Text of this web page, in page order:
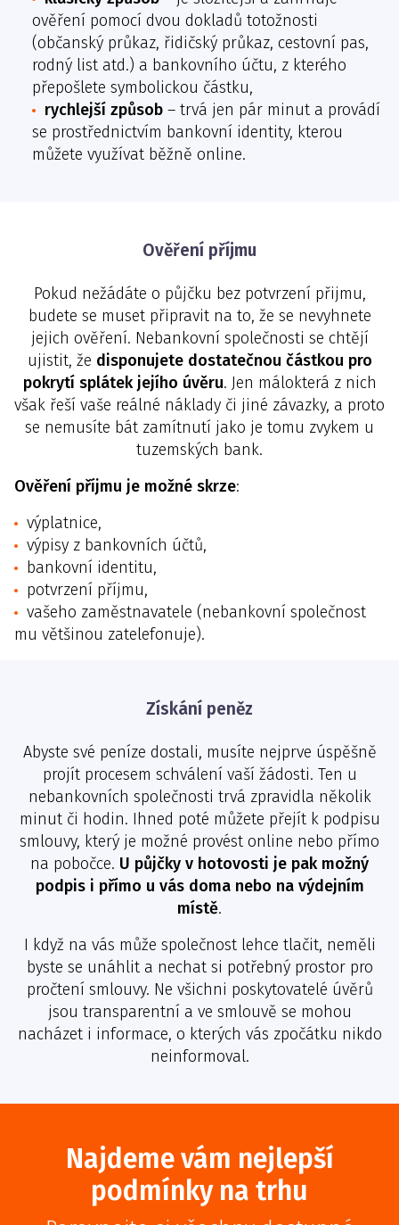
ověření pomocí dvou dokladů totožnosti
(občanský průkaz, řidičský průkaz, cestovní pas,
rodný list atd.) a bankovního účtu, z kterého
přepošlete symbolickou částku,
rychlejší způsob – trvá jen pár minut a provádí
se prostřednictvím bankovní identity, kterou
můžete využívat běžně online.
Ověření příjmu
Pokud nežádáte o půjčku bez potvrzení přijmu,
budete se muset připravit na to, že se nevyhnete
jejich ověření. Nebankovní společnosti se chtějí
ujistit, že disponujete dostatečnou částkou pro
pokrytí splátek jejího úvěru. Jen málokterá z nich
však řeší vaše reálné náklady či jiné závazky, a proto
se nemusíte bát zamítnutí jako je tomu zvykem u
tuzemských bank.
Ověření příjmu je možné skrze:
výplatnice,
výpisy z bankovních účtů,
bankovní identitu,
potvrzení příjmu,
vašeho zaměstnavatele (nebankovní společnost
mu většinou zatelefonuje).
Získání peněz
Abyste své peníze dostali, musíte nejprve úspěšně
projít procesem schválení vaší žádosti. Ten u
nebankovních společnosti trvá zpravidla několik
minut či hodin. Ihned poté můžete přejít k podpisu
smlouvy, který je možné provést online nebo přímo
na pobočce. U půjčky v hotovosti je pak možný
podpis i přímo u vás doma nebo na výdejním
místě.
I když na vás může společnost lehce tlačit, neměli
byste se unáhlit a nechat si potřebný prostor pro
pročtení smlouvy. Ne všichni poskytovatelé úvěrů
jsou transparentní a ve smlouvě se mohou
nacházet i informace, o kterých vás zpočátku nikdo
neinformoval.
Najdeme vám nejlepší
podmínky na trhu